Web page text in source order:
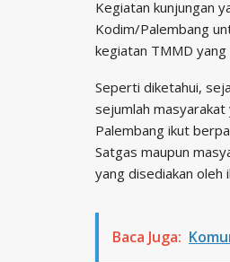
Kegiatan kunjungan
Kodim/Palembang
kegiatan TMMD
Seperti diketahui,
sejumlah masyarakat
Palembang ikut
Satgas maupun
yang disediakan
Baca Juga: